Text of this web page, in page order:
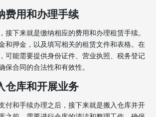
费用和办理手续
接下来就是缴纳相应的费用和办理租赁手续。
和押金，以及填写相关的租赁文件和表格。在
可能需要提供身份证件、营业执照、税务登记
保合同的合法性和有效性。
仓库和开展业务
付和手续办理之后，接下来就是搬入仓库并开